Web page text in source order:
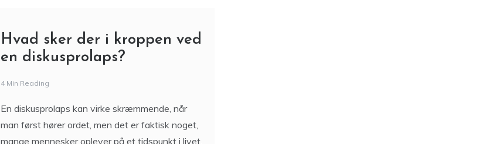
Hvad sker der i kroppen ved
en diskusprolaps?
4 Min Reading
En diskusprolaps kan virke skræmmende, når
man først hører ordet, men det er faktisk noget,
mange mennesker oplever på et tidspunkt i livet.